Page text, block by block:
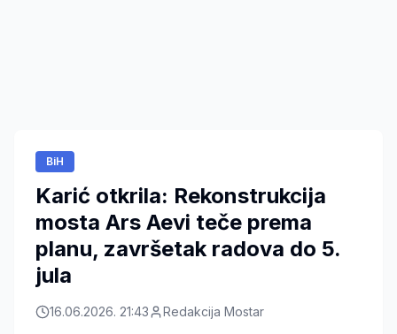
BiH
Karić otkrila: Rekonstrukcija
mosta Ars Aevi teče prema
planu, završetak radova do 5.
jula
16.06.2026. 21:43 Redakcija Mostar